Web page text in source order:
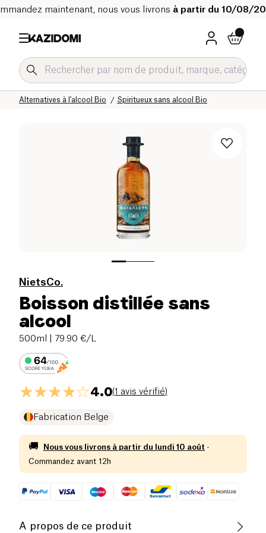
maintenant, nous vous livrons à partir du 10/08/
Spiritueux sans alcool Bio
Alternatives à l'alcool Bio
Boissons Bio
Notre catalogue bio
Accueil
NietsCo.
Boisson distillée sans
alcool
500ml | 79.90 €/L
4.0(1 avis vérifié)
Fabrication Belge
🚚 Nous vous livrons à partir du lundi 10 août ·
Commandez avant 12h
A propos de ce produit